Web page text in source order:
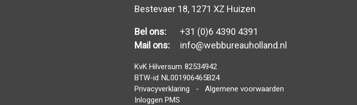
Bestevaer 18, 1271 XZ Huizen
Bel ons:
+31 (0)6 4390 4391
Mail ons:
info@webbureauholland.nl
KvK Hilversum 82534942
BTW-id NL001906465B24
Privacyverklaring -Algemene voorwaarden
Inloggen PMS